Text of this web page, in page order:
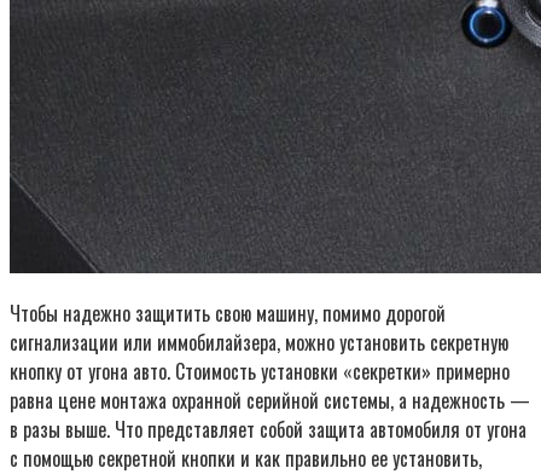
Чтобы надежно защитить свою машину, помимо дорогой
сигнализации или иммобилайзера, можно установить секретную
кнопку от угона авто. Стоимость установки «секретки» примерно
равна цене монтажа охранной серийной системы, а надежность —
в разы выше. Что представляет собой защита автомобиля от угона
с помощью секретной кнопки и как правильно ее установить,